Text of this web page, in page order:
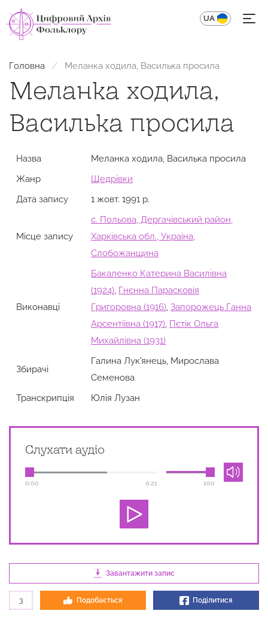
UA EN
Головна Меланка ходила, Василька просила
Меланка ходила,
Василька просила
Назва
Меланка ходила, Василька просила
Жанр
Щедрівки
Дата запису
1 жовт. 1991 р.
Місце запису
с. Польова, Дергачівський район,
Харківська обл., Україна,
Слобожанщина
Виконавці
Бакаленко Катерина Василівна
(1924) Гнєнна Парасковія
Григоровна (1916) Запорожець Ганна
Арсентіївна (1917) Пєтік Ольга
Михайлівна (1931)
Збирачi
Галина Лук'янець, Мирослава
Семенова
Транскрипція
Юлія Лузан
Слухати аудіо
0:00 0:21 100
Завантажити запис
3 Подобається Поділитися